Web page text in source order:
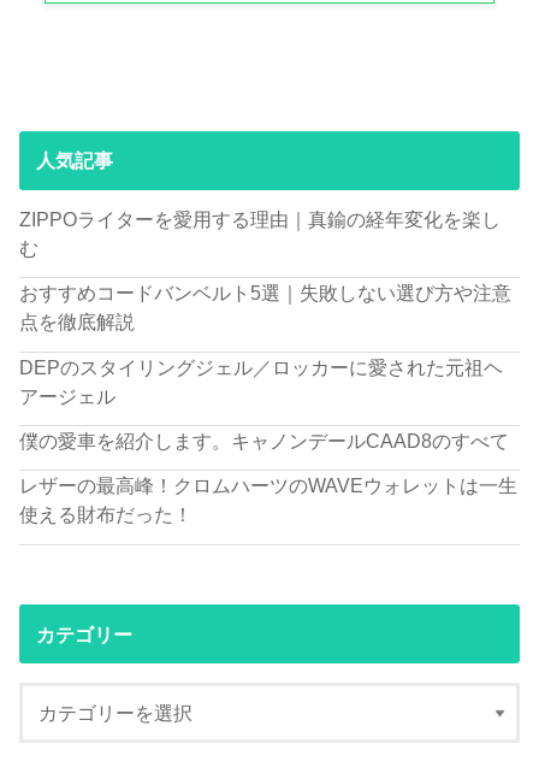
人気記事
ZIPPOライターを愛用する理由｜真鍮の経年変化を楽し
む
おすすめコードバンベルト5選｜失敗しない選び方や注意
点を徹底解説
DEPのスタイリングジェル／ロッカーに愛された元祖ヘ
アージェル
僕の愛車を紹介します。キャノンデールCAAD8のすべて
レザーの最高峰！クロムハーツのWAVEウォレットは一生
使える財布だった！
カテゴリー